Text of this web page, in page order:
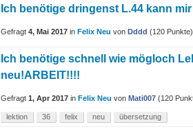
Ich benötige dringenst L.44 kann
Gefragt 4, Mai 2017 in Felix Neu von Dddd (120 Punkte)
Ich benötige schnell wie mögloch
neu!ARBEIT!!!!
Gefragt 1, Apr 2017 in Felix Neu von Mati007 (120
lektion 36 felix neu übersetzung